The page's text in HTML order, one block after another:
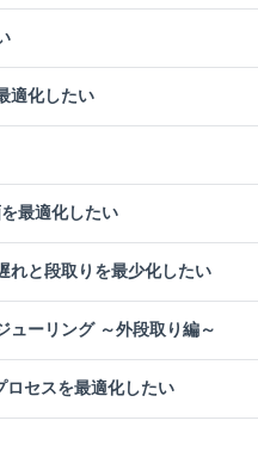
適化したい
最適化したい
れと段取りを最少化したい
ューリング ～外段取り編～
セスを最適化したい